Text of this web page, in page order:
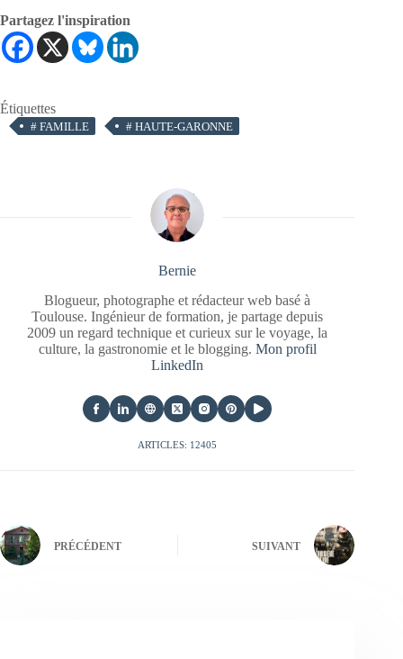
Partagez l'inspiration
Étiquettes
# FAMILLE # HAUTE-GARONNE
Bernie
Blogueur, photographe et rédacteur web basé à
Toulouse. Ingénieur de formation, je partage depuis
2009 un regard technique et curieux sur le voyage, la
culture, la gastronomie et le blogging. Mon profil
LinkedIn
ARTICLES: 12405
PRÉCÉDENT SUIVANT